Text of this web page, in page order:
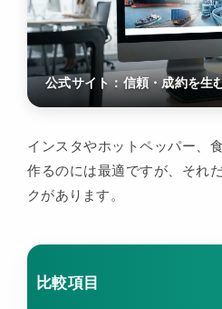
公式サイト：信頼・成約を生
インスタやホットペッパー、
作るのには最適ですが、それ
クがあります。
比較項目